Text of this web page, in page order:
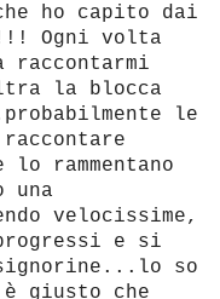
ho capito dai
Ogni volta
la blocca
le
raccontare
rammentano
una
velocissime,
e si
signorine...lo so
giusto che